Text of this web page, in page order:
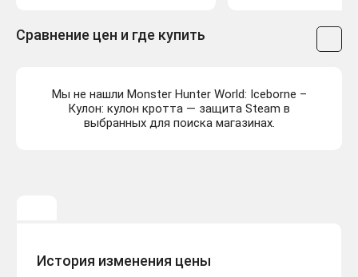
Сравнение цен и где купить
Мы не нашли Monster Hunter World: Iceborne –
Кулон: кулон кротта — защита Steam в
выбранных для поиска магазинах.
История изменения цены